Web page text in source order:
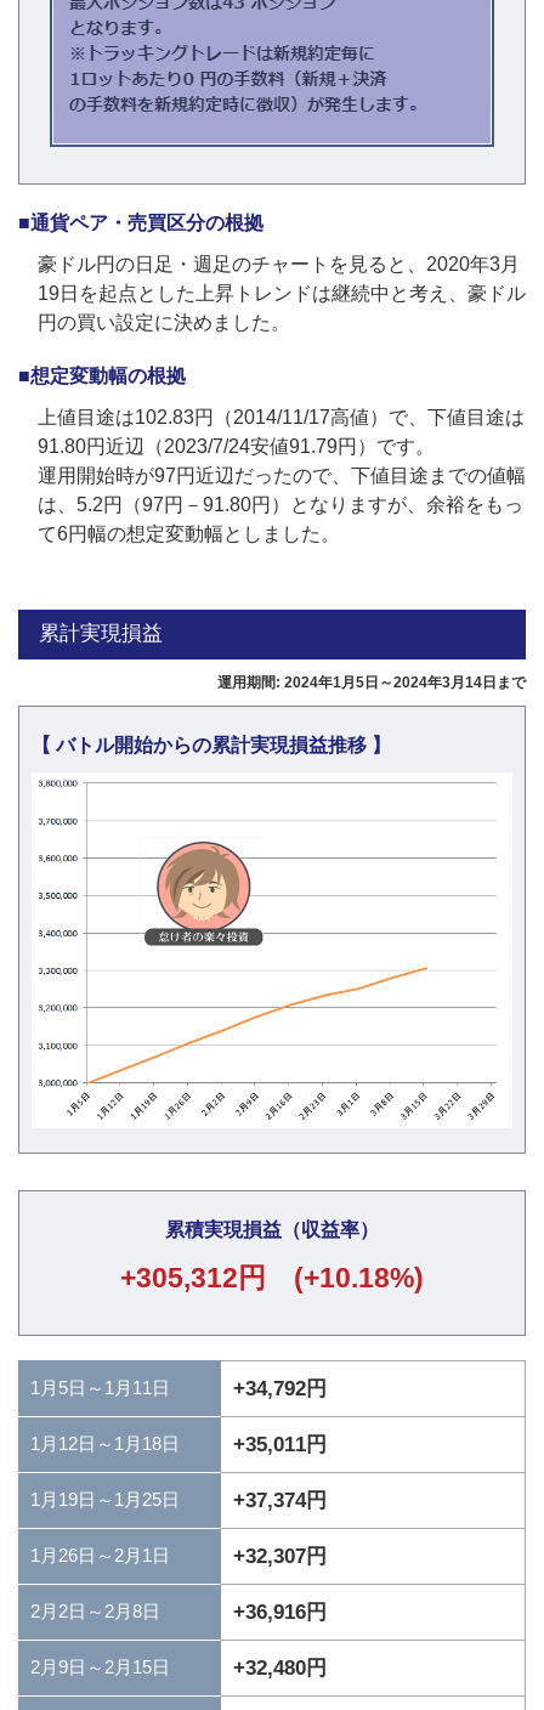
■通貨ペア・売買区分の根拠
豪ドル円の日足・週足のチャートを見ると、2020年3月
19日を起点とした上昇トレンドは継続中と考え、豪ドル
円の買い設定に決めました。
■想定変動幅の根拠
上値目途は102.83円（2014/11/17高値）で、下値目途は
91.80円近辺（2023/7/24安値91.79円）です。
運用開始時が97円近辺だったので、下値目途までの値幅
は、5.2円（97円－91.80円）となりますが、余裕をもっ
て6円幅の想定変動幅としました。
累計実現損益
運用期間: 2024年1月5日～2024年3月14日まで
【 バトル開始からの累計実現損益推移 】
累積実現損益（収益率）
+305,312円 (+10.18%)
1月5日～1月11日 +34,792円
1月12日～1月18日 +35,011円
1月19日～1月25日 +37,374円
1月26日～2月1日 +32,307円
2月2日～2月8日 +36,916円
2月9日～2月15日 +32,480円